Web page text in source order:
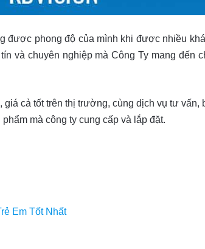
phong độ của mình khi được nhiều
và chuyên nghiệp mà Công Ty mang đến
cả tốt trên thị trường, cùng dịch vụ tư
mà công ty cung cấp và lắp đặt.
Em Tốt Nhất